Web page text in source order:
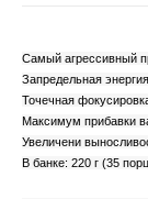
Самый агрессивный
Запредельная
Точечная
Максимум прибавки
Увеличени
В банке: 220 г (35